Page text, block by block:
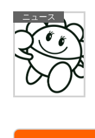
ニュース